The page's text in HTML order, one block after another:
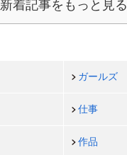
新着記事をもっと見る
ガールズ
仕事
作品